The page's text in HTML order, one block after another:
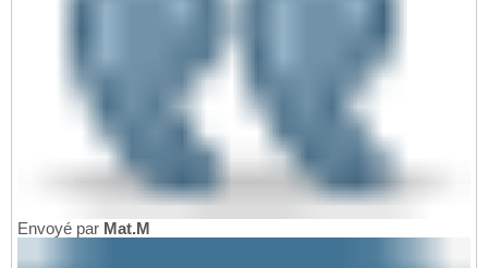
Envoyé par Mat.M